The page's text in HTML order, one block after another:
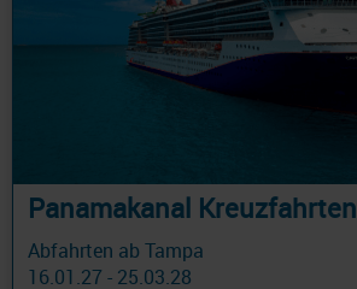
Panamakanal Kreuzfahrten
Abfahrten ab Tampa
16.01.27 - 25.03.28